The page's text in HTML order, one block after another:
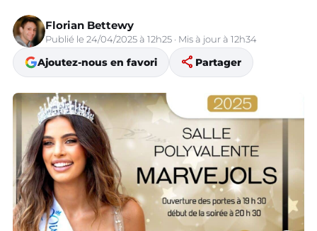
Florian Bettewy
Publié le 24/04/2025 à 12h25 · Mis à jour à 12h34
Ajoutez-nous en favori share Partager